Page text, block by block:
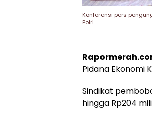
Konferensi pers
Polri.
Pidana Ekonomi
Sindikat
hingga Rp204